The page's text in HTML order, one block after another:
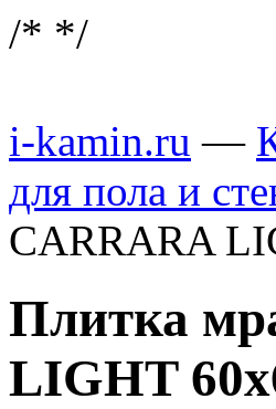
/* */
i-kamin.ru —
для пола и
CARRARA
Плитка
LIGHT